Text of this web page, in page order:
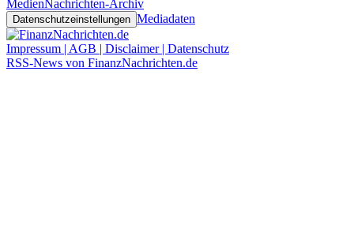
MedienNachrichten-Archiv
Datenschutzeinstellungen Mediadaten
Impressum | AGB | Disclaimer | Datenschutz
RSS-News von FinanzNachrichten.de